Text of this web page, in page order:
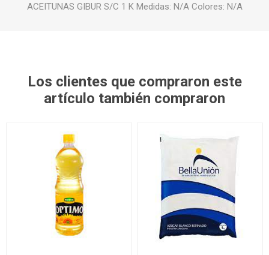
ACEITUNAS GIBUR S/C 1 K Medidas: N/A Colores: N/A
Los clientes que compraron este
artículo también compraron